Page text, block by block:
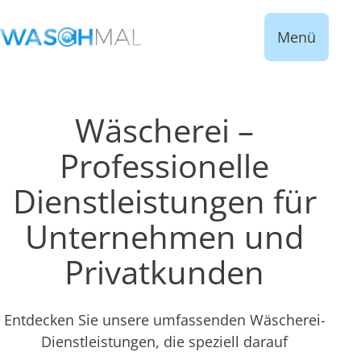
Menü
Wäscherei –
Professionelle
Dienstleistungen für
Unternehmen und
Privatkunden
Entdecken Sie unsere umfassenden Wäscherei-
Dienstleistungen, die speziell darauf